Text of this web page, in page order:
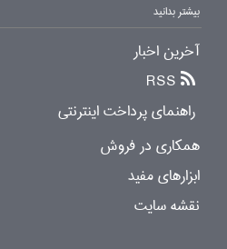
بیشتر بدانید
آخرین اخبار
RSS
راهنمای پرداخت اینترنتی
همکاری در فروش
ابزارهای مفید
نقشه سایت